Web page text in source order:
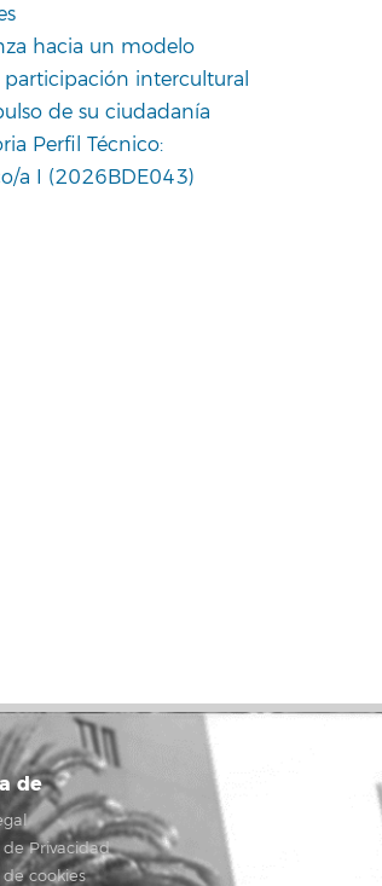
hacia un modelo
participación intercultural
de su ciudadanía
Perfil Técnico:
a I (2026BDE043)
de
Privacidad
cookies